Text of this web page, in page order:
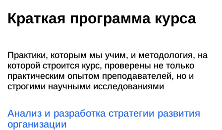
Краткая программа курса
Практики, которым мы учим, и методология, на
которой строится курс, проверены не только
практическим опытом преподавателей, но и
строгими научными исследованиями
Анализ и разработка стратегии развития
организации